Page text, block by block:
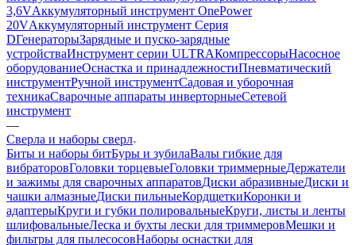
3,6VАккумуляторный инструмент OnePower
20VАккумуляторный инструмент Серия
DГенераторыЗарядные и пуско-зарядные
устройстваИнструмент серии ULTRAКомпрессорыНасосное
оборудованиеОснастка и принадлежностиПневматический
инструментРучной инструментСадовая и уборочная
техникаСварочные аппараты инверторныеСетевой
инструмент
—
Сверла и наборы сверл
Биты и наборы битБуры и зубилаВалы гибкие для
вибраторовГоловки торцевыеГоловки триммерныеДержатели
и зажимы для сварочных аппаратовДиски абразивныеДиски и
чашки алмазныеДиски пильныеКордщеткиКоронки и
адаптерыКруги и губки полировальныеКруги, листы и ленты
шлифовальныеЛеска и бухты лески для триммеровМешки и
фильтры для пылесосовНаборы оснастки для